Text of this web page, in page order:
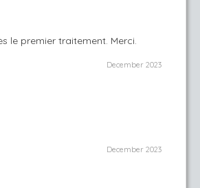
le premier traitement. Merci.
December 2023
December 2023